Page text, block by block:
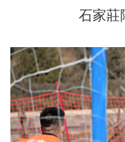
石家莊